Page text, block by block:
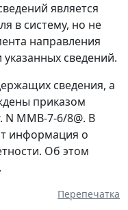
является
в систему, но не
направления
сведений.
сведения, а
приказом
N ММВ-7-6/8@. В
информация о
Об этом
Перепечатка